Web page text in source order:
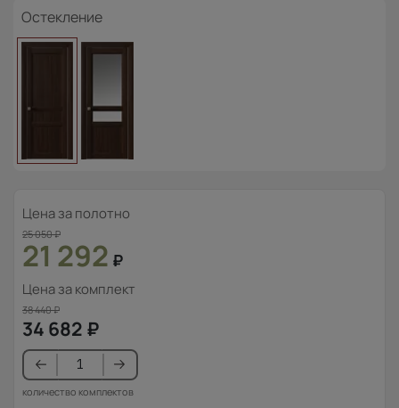
Остекление
Цена за полотно
25 050₽
21 292 ₽
Цена за комплект
38 440₽
34 682 ₽
количество комплектов